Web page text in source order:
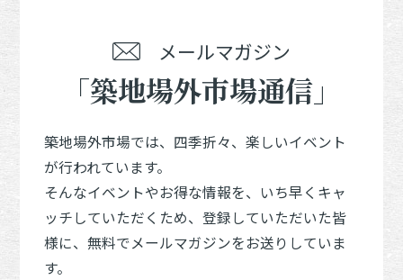
メールマガジン
「築地場外市場通信」
築地場外市場では、四季折々、楽しいイベント
が行われています。
そんなイベントやお得な情報を、いち早くキャ
ッチしていただくため、登録していただいた皆
様に、無料でメールマガジンをお送りしていま
す。